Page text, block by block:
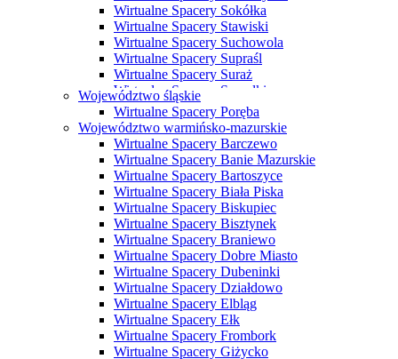
Wirtualne Spacery Sokółka
Wirtualne Spacery Stawiski
Wirtualne Spacery Suchowola
Wirtualne Spacery Supraśl
Wirtualne Spacery Suraż
Wirtualne Spacery Suwałki
Wirtualne Spacery Szczuczyn
Wirtualne Spacery Szepietowo
Wirtualne Spacery Tykocin
Wirtualne Spacery Wasilków
Wirtualne Spacery Wysokie Mazowieckie
Wirtualne Spacery Zabłudów
Wirtualne Spacery Zambrów
Województwo śląskie
Wirtualne Spacery Poręba
Województwo warmińsko-mazurskie
Wirtualne Spacery Barczewo
Wirtualne Spacery Banie Mazurskie
Wirtualne Spacery Bartoszyce
Wirtualne Spacery Biała Piska
Wirtualne Spacery Biskupiec
Wirtualne Spacery Bisztynek
Wirtualne Spacery Braniewo
Wirtualne Spacery Dobre Miasto
Wirtualne Spacery Dubeninki
Wirtualne Spacery Działdowo
Wirtualne Spacery Elbląg
Wirtualne Spacery Ełk
Wirtualne Spacery Frombork
Wirtualne Spacery Giżycko